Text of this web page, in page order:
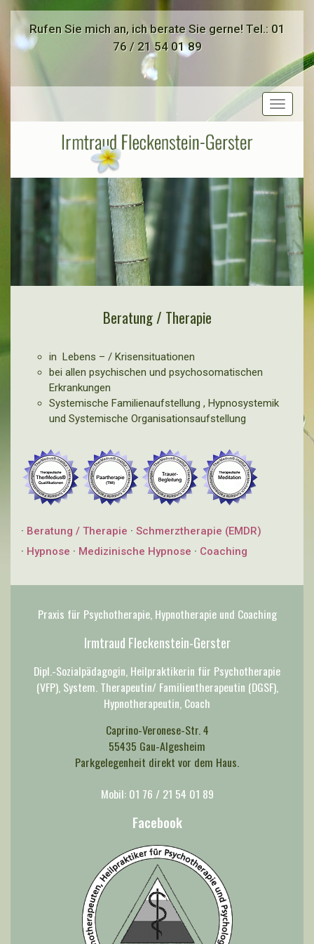
Rufen Sie mich an, ich berate Sie gerne! Tel.: 01
76 / 21 54 01 89
Toggle
Beratung / Therapie
in Lebens – / Krisensituationen
bei allen psychischen und psychosomatischen
Erkrankungen
Systemische Familienaufstellung , Hypnosystemik
und Systemische Organisationsaufstellung
· Beratung / Therapie · Schmerztherapie (EMDR)
· Hypnose · Medizinische Hypnose · Coaching
Praxis für Psychotherapie, Hypnotherapie und Coaching
Irmtraud Fleckenstein-Gerster
Dipl.-Sozialpädagogin, Heilpraktikerin für Psychotherapie
(VFP), System. Therapeutin/ Familientherapeutin (DGSF),
Hypnotherapeutin, Coach
Caprino-Veronese-Str. 4
55435 Gau-Algesheim
Parkgelegenheit direkt vor dem Haus.
Mobil: 01 76 / 21 54 01 89
Facebook